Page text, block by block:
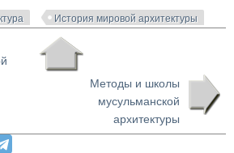
История мировой архитектуры
Методы и школы
мусульманской
архитектуры